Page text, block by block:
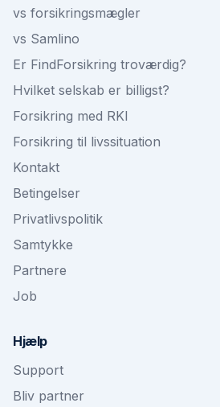
vs forsikringsmægler
vs Samlino
Er FindForsikring troværdig?
Hvilket selskab er billigst?
Forsikring med RKI
Forsikring til livssituation
Kontakt
Betingelser
Privatlivspolitik
Samtykke
Partnere
Job
Hjælp
Support
Bliv partner